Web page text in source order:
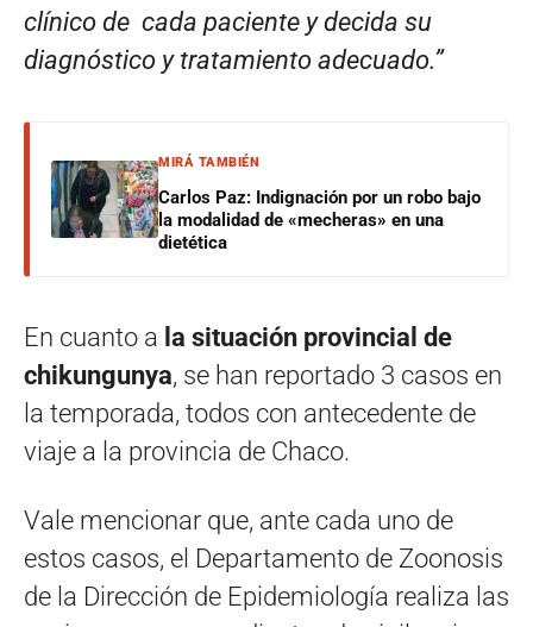
clínico de cada paciente y decida su
diagnóstico y tratamiento adecuado.”
MIRÁ TAMBIÉN
Carlos Paz: Indignación por un robo bajo
la modalidad de «mecheras» en una
dietética
En cuanto a la situación provincial de
chikungunya, se han reportado 3 casos en
la temporada, todos con antecedente de
viaje a la provincia de Chaco.
Vale mencionar que, ante cada uno de
estos casos, el Departamento de Zoonosis
de la Dirección de Epidemiología realiza las